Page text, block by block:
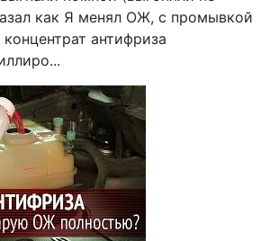
как Я менял ОЖ, с промывкой
антифриза